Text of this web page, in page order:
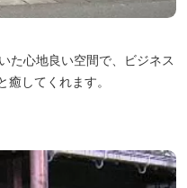
た心地良い空間で、ビジネス
してくれます。